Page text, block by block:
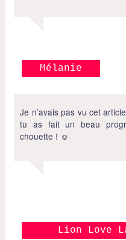
Mélanie
Je n’avais pas vu cet
tu as fait un beau
chouette ! ☺
Lion Love